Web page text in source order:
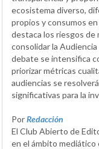
ecosistema diverso,
propios y consumos
destaca los riesgos de
consolidar la
debate se intensifica
priorizar métricas
audiencias se
significativas para la
PorRedacción
El Club Abierto de
en el ámbito mediático